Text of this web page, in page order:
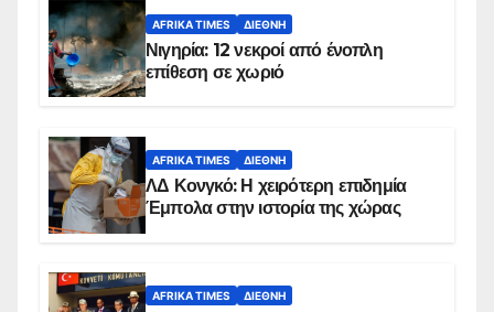
AFRIKA TIMES ΔΙΕΘΝΉ
Νιγηρία: 12 νεκροί από ένοπλη
επίθεση σε χωριό
AFRIKA TIMES ΔΙΕΘΝΉ
ΛΔ Κονγκό: Η χειρότερη επιδημία
Έμπολα στην ιστορία της χώρας
AFRIKA TIMES ΔΙΕΘΝΉ